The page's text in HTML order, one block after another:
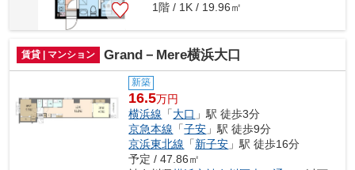
1階 / 1K / 19.96㎡
賃貸 | マンション Grand－Mere横浜大口
新築
16.5万円
横浜線 「大口 」駅 徒歩3分
京急本線 「子安 」駅 徒歩9分
京浜東北線 「新子安 」駅 徒歩16分
予定 / 47.86㎡